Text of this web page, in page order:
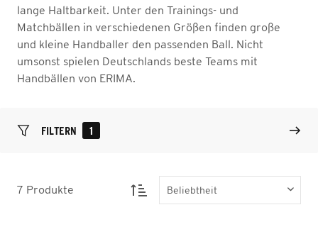
lange Haltbarkeit. Unter den Trainings- und
Matchbällen in verschiedenen Größen finden große
und kleine Handballer den passenden Ball. Nicht
umsonst spielen Deutschlands beste Teams mit
Handbällen von ERIMA.
FILTERN 1
7 Produkte